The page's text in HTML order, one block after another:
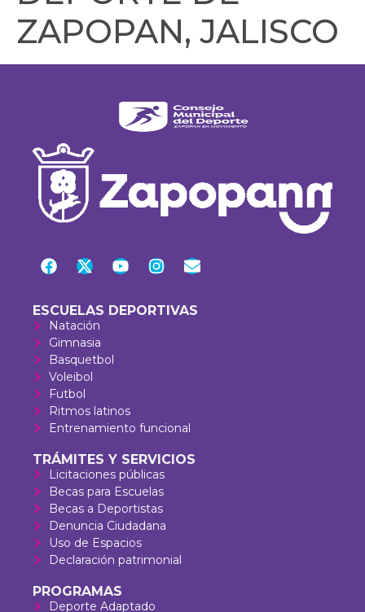
ZAPOPAN, JALISCO
ESCUELAS DEPORTIVAS
Natación
Gimnasia
Basquetbol
Voleibol
Futbol
Ritmos latinos
Entrenamiento funcional
TRÁMITES Y SERVICIOS
Licitaciones públicas
Becas para Escuelas
Becas a Deportistas
Denuncia Ciudadana
Uso de Espacios
Declaración patrimonial
PROGRAMAS
Deporte Adaptado